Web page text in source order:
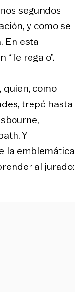
segundos
y como se
En esta
regalo”.
quien, como
trepó hasta
Y
la emblemática
al jurado: